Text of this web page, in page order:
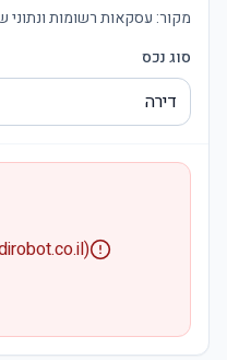
מקור: עסקאות רשומות ונתוני
סוג נכס